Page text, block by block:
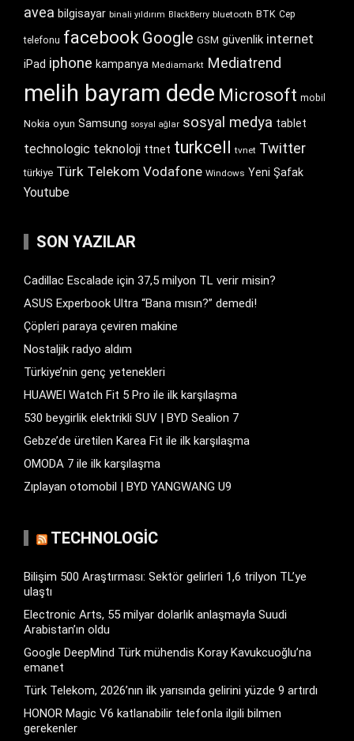
avea bilgisayar binali yıldırım BlackBerry bluetooth BTK Cep
telefonu facebook Google GSM güvenlik internet
iPad iphone kampanya Mediamarkt Mediatrend
melih bayram dede Microsoft mobil
Nokia oyun Samsung sosyal ağlar sosyal medya tablet
technologic teknoloji ttnet turkcell tvnet Twitter
türkiye Türk Telekom Vodafone Windows Yeni Şafak
Youtube
SON YAZILAR
Cadillac Escalade için 37,5 milyon TL verir misin?
ASUS Experbook Ultra “Bana mısın?” demedi!
Çöpleri paraya çeviren makine
Nostaljik radyo aldım
Türkiye’nin genç yetenekleri
HUAWEI Watch Fit 5 Pro ile ilk karşılaşma
530 beygirlik elektrikli SUV | BYD Sealion 7
Gebze’de üretilen Karea Fit ile ilk karşılaşma
OMODA 7 ile ilk karşılaşma
Zıplayan otomobil | BYD YANGWANG U9
TECHNOLOGIC
Bilişim 500 Araştırması: Sektör gelirleri 1,6 trilyon TL’ye
ulaştı
Electronic Arts, 55 milyar dolarlık anlaşmayla Suudi
Arabistan’ın oldu
Google DeepMind Türk mühendis Koray Kavukcuoğlu’na
emanet
Türk Telekom, 2026’nın ilk yarısında gelirini yüzde 9 artırdı
HONOR Magic V6 katlanabilir telefonla ilgili bilmen
gerekenler